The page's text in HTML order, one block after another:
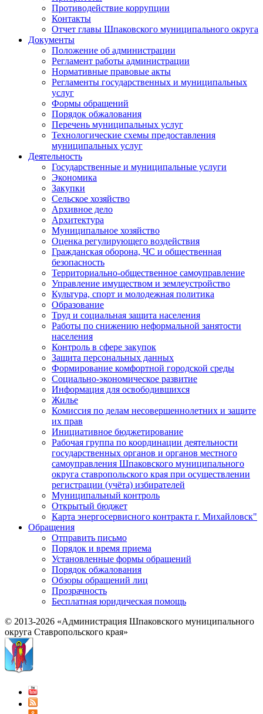
Противодействие коррупции
Контакты
Отчет главы Шпаковского муниципального округа
Документы
Положение об администрации
Регламент работы администрации
Нормативные правовые акты
Регламенты государственных и муниципальных
услуг
Формы обращений
Порядок обжалования
Перечень муниципальных услуг
Технологические схемы предоставления
муниципальных услуг
Деятельность
Государственные и муниципальные услуги
Экономика
Закупки
Сельское хозяйство
Архивное дело
Архитектура
Муниципальное хозяйство
Оценка регулирующего воздействия
Гражданская оборона, ЧС и общественная
безопасность
Территориально-общественное самоуправление
Управление имуществом и землеустройство
Культура, спорт и молодежная политика
Образование
Труд и социальная защита населения
Работы по снижению неформальной занятости
населения
Контроль в сфере закупок
Защита персональных данных
Формирование комфортной городской среды
Социально-экономическое развитие
Информация для освободившихся
Жилье
Комиссия по делам несовершеннолетних и защите
их прав
Инициативное бюджетирование
Рабочая группа по координации деятельности
государственных органов и органов местного
самоуправления Шпаковского муниципального
округа ставропольского края при осуществлении
регистрации (учёта) избирателей
Муниципальный контроль
Открытый бюджет
Карта энергосервисного контракта г. Михайловск"
Обращения
Отправить письмо
Порядок и время приема
Установленные формы обращений
Порядок обжалования
Обзоры обращений лиц
Прозрачность
Бесплатная юридическая помощь
© 2013-2026 «Администрация Шпаковского муниципального
округа Ставропольского края»